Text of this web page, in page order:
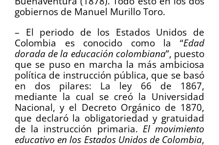
gobiernos de Manuel Murillo Toro.
– El periodo de los Estados Unidos de
Colombia es conocido como la “Edad
dorada de la educación colombiana”, puesto
que se puso en marcha la más ambiciosa
política de instrucción pública, que se basó
en dos pilares: La ley 66 de 1867,
mediante la cual se creó la Universidad
Nacional, y el Decreto Orgánico de 1870,
que declaró la obligatoriedad y gratuidad
de la instrucción primaria. El movimiento
educativo en los Estados Unidos de Colombia,